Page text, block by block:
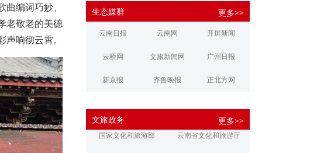
编词巧妙、
老敬老的美德
响彻云霄。
生态媒群 更多>>
云南日报 云南网 开屏新闻
云桥网 文旅新闻网 广州日报
新京报 齐鲁晚报 正北方网
江南都市报 潇湘晨报
文旅政务 更多>>
国家文化和旅游部 云南省文化和旅游厅